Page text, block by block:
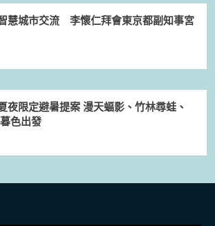
慧城市交流 李懷仁拜會東京都副知事宮
夜限定避暑提案 漫天蝠影、竹林尋蛙、
色出發